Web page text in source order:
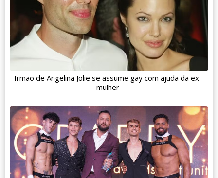
Irmão de Angelina Jolie se assume gay com ajuda da ex-
mulher